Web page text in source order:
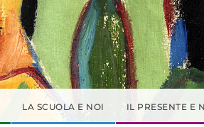
LA SCUOLA E NOI IL PRESENTE E